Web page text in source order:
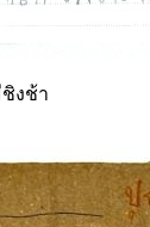
งช้า